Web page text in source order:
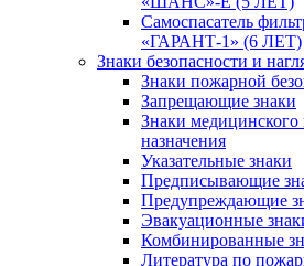
Самоспасатель
«ГАРАНТ-1» (6 ЛЕТ)
Знаки безопасности и
Знаки пожарной
Запрещающие знаки
Знаки медицинского
назначения
Указательные знаки
Предписывающие
Предупреждающие
Эвакуационные
Комбинированные
Литература по